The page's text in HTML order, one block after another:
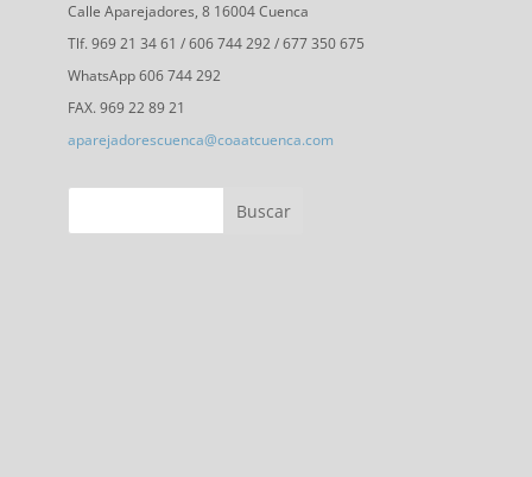
b
o
a
g
e
d
n
t
e
u
b
Calle Aparejadores, 8 16004 Cuenca
Tlf. 969 21 34 61 / 606 744 292 / 677 350 675
WhatsApp 606 744 292
FAX. 969 22 89 21
aparejadorescuenca@coaatcuenca.com